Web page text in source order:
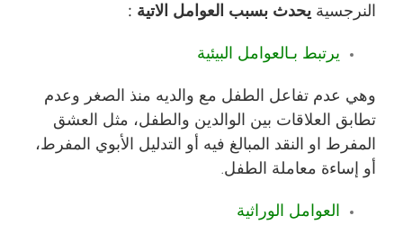
النرجسية يحدث بسبب العوامل الاتية :
يرتبط بـالعوامل البيئية
وهي عدم تفاعل الطفل مع والديه منذ الصغر وعدم
تطابق العلاقات بين الوالدين والطفل، مثل العشق
المفرط او النقد المبالغ فيه أو التدليل الأبوي المفرط،
أو إساءة معاملة الطفل.
العوامل الوراثية